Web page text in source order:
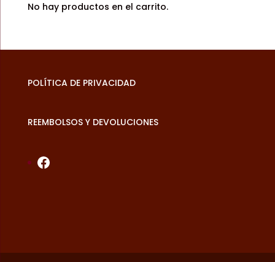
No hay productos en el carrito.
POLÍTICA DE PRIVACIDAD
REEMBOLSOS Y DEVOLUCIONES
Facebook